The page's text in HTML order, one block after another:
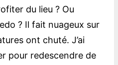
du lieu ? Ou
? Il fait nuageux sur
ont chuté. J’ai
pour redescendre de